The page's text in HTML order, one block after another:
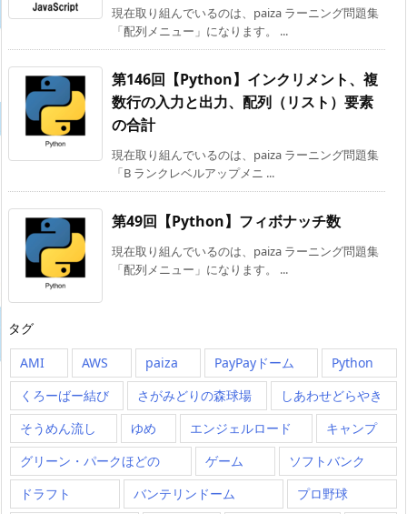
現在取り組んでいるのは、paiza ラーニング問題集
「配列メニュー」になります。 ...
第146回【Python】インクリメント、複
数行の入力と出力、配列（リスト）要素
の合計
現在取り組んでいるのは、paiza ラーニング問題集
「B ランクレベルアップメニ ...
第49回【Python】フィボナッチ数
現在取り組んでいるのは、paiza ラーニング問題集
「配列メニュー」になります。 ...
タグ
AMI
AWS paiza PayPayドーム
Python
くろーばー結び
さがみどりの森球場
しあわせどらやき
そうめん流し
ゆめ エンジェルロード
キャンプ
グリーン・パークほどの
ゲーム
ソフトバンク
ドラフト
バンテリンドーム
プロ野球